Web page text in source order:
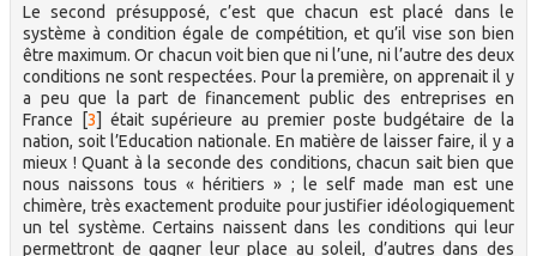
Le second présupposé, c’est que chacun est placé dans le
système à condition égale de compétition, et qu’il vise son bien
être maximum. Or chacun voit bien que ni l’une, ni l’autre des deux
conditions ne sont respectées. Pour la première, on apprenait il y
a peu que la part de financement public des entreprises en
France [3] était supérieure au premier poste budgétaire de la
nation, soit l’Education nationale. En matière de laisser faire, il y a
mieux ! Quant à la seconde des conditions, chacun sait bien que
nous naissons tous « héritiers » ; le self made man est une
chimère, très exactement produite pour justifier idéologiquement
un tel système. Certains naissent dans les conditions qui leur
permettront de gagner leur place au soleil, d’autres dans des